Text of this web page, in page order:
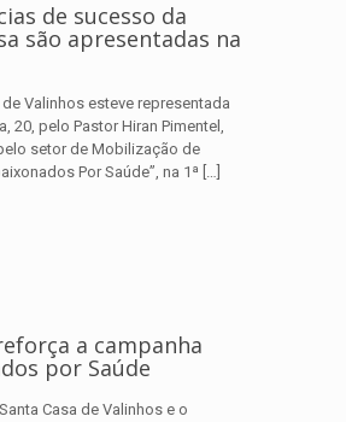
de sucesso da
são apresentadas na
Valinhos esteve representada
20, pelo Pastor Hiran Pimentel,
setor de Mobilização de
Por Saúde”, na 1ª […]
a campanha
por Saúde
Casa de Valinhos e o